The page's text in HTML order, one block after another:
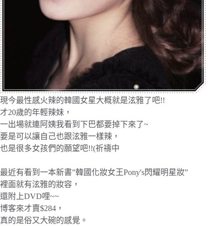
現今最性感火辣的韓國女星大概就是泫雅了吧!!
才20歲的年輕辣妹，
一出場就連阿姨我看到下巴都要掉下來了~
要是可以讓自己也跟泫雅一樣辣，
也是很多女孩們的願望吧!!(祈禱中
最近有看到一本新書”韓國化妝女王Pony's閃耀明星妝”
裡面就有泫雅的妝容，
還附上DVD哩~~
博客來才賣$284，
真的是俗又大碗的感覺。